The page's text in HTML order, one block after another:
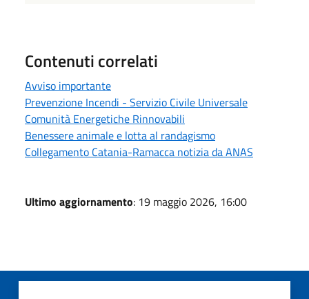
Contenuti correlati
Avviso importante
Prevenzione Incendi - Servizio Civile Universale
Comunità Energetiche Rinnovabili
Benessere animale e lotta al randagismo
Collegamento Catania-Ramacca notizia da ANAS
Ultimo aggiornamento: 19 maggio 2026, 16:00